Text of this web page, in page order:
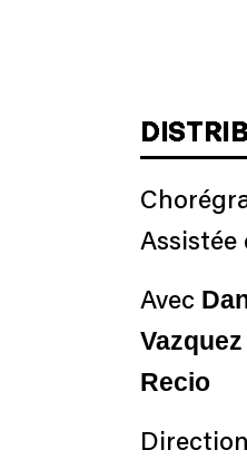
Assistée
Avec
Recio